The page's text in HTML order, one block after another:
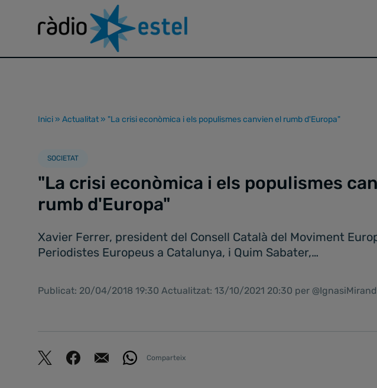
Inici » Actualitat » "La crisi econòmica i els populismes canvien el rumb d'Europa"
SOCIETAT
"La crisi econòmica i els populismes
rumb d'Europa"
Xavier Ferrer, president del Consell Català del Moviment
Periodistes Europeus a Catalunya, i Quim Sabater,…
Publicat: 20/04/2018 19:30 Actualitzat: 13/10/2021 20:30 per
Comparteix